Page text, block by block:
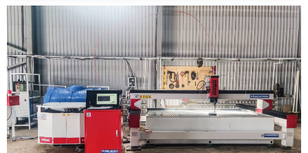
Head Water Jet demonstriert. Warum serbische Steinprozessoren